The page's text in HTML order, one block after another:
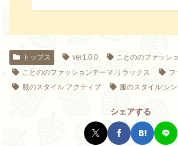
トップス ver1.0.0
ことののファッシ
ことののファッションテーマ:リラックス
フ
服のスタイル:アクティブ
服のスタイル:シ
シェアする